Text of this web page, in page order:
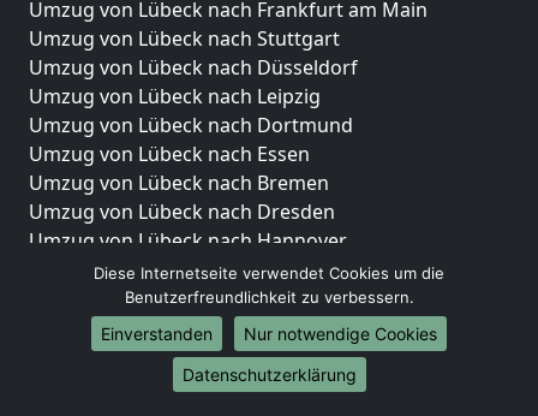
Umzug von Lübeck nach Frankfurt am Main
Umzug von Lübeck nach Stuttgart
Umzug von Lübeck nach Düsseldorf
Umzug von Lübeck nach Leipzig
Umzug von Lübeck nach Dortmund
Umzug von Lübeck nach Essen
Umzug von Lübeck nach Bremen
Umzug von Lübeck nach Dresden
Umzug von Lübeck nach Hannover
Umzug von Lübeck nach Nürnberg
Umzug von Lübeck nach Duisburg
Umzug von Lübeck nach Bochum
Umzug von Lübeck nach Wuppertal
Umzug von Lübeck nach Bielefeld
Diese Internetseite verwendet Cookies um die
Benutzerfreundlichkeit zu verbessern.
Einverstanden
Nur notwendige Cookies
Datenschutzerklärung